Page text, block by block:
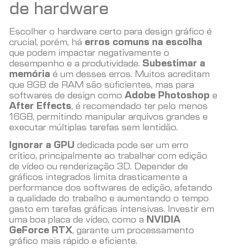
de hardware
Escolher o hardware certo para design gráfico é
crucial, porém, há erros comuns na escolha
que podem impactar negativamente o
desempenho e a produtividade. Subestimar a
memória é um desses erros. Muitos acreditam
que 8GB de RAM são suficientes, mas para
softwares de design como Adobe Photoshop e
After Effects, é recomendado ter pelo menos
16GB, permitindo manipular arquivos grandes e
executar múltiplas tarefas sem lentidão.
Ignorar a GPU dedicada pode ser um erro
crítico, principalmente ao trabalhar com edição
de vídeo ou renderização 3D. Depender de
gráficos integrados limita drasticamente a
performance dos softwares de edição, afetando
a qualidade do trabalho e aumentando o tempo
gasto em tarefas gráficas intensivas. Investir em
uma boa placa de vídeo, como a NVIDIA
GeForce RTX, garante um processamento
gráfico mais rápido e eficiente.